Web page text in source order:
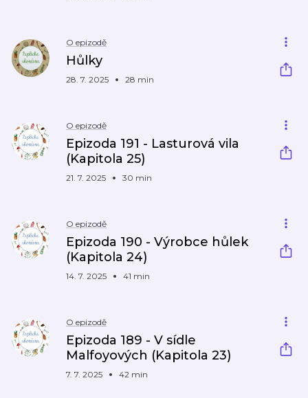
O epizodě
Hůlky
28. 7. 2025 28 min
O epizodě
Epizoda 191 - Lasturová vila
(Kapitola 25)
21. 7. 2025 30 min
O epizodě
Epizoda 190 - Výrobce hůlek
(Kapitola 24)
14. 7. 2025 41 min
O epizodě
Epizoda 189 - V sídle
Malfoyových (Kapitola 23)
7. 7. 2025 42 min